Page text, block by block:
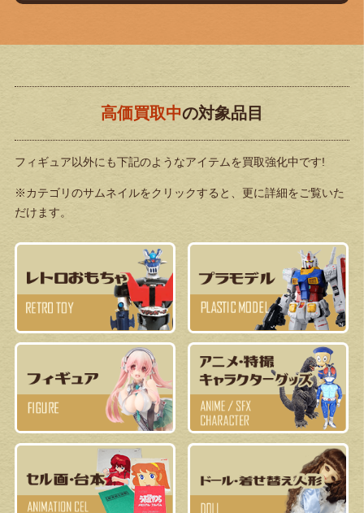
高価買取中の対象品目
フィギュア以外にも下記のようなアイテムを買取強化中です!
※カテゴリのサムネイルをクリックすると、更に詳細をご覧いた
だけます。